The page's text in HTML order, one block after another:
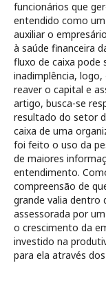
funcionários que
entendido como
auxiliar o
à saúde financeira
fluxo de caixa pode
inadimplência,
reaver o capital e
artigo, busca-se
resultado do setor
caixa de uma
foi feito o uso da
de maiores
entendimento.
compreensão de
grande valia dentro
assessorada por
o crescimento da
investido na
para ela através